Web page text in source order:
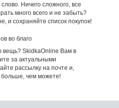
Ничего сложного, все
много всего и не забыть?
и сохраняйте список покупок!
во благо
вещь? SkidkaOnline Вам в
за актуальными
рассылку на почте и,
больше, чем можете!